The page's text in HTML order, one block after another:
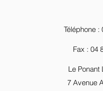
Téléphone :
Fax : 04
Le Ponant
7 Avenue